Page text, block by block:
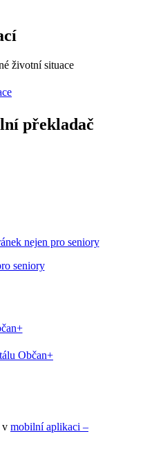
životní situace
překladač
nejen pro seniory
Občan+
v mobilní aplikaci –